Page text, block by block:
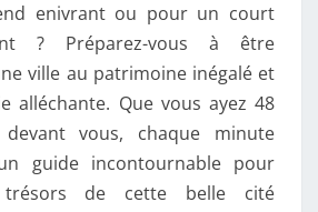
enivrant ou pour un court
? Préparez-vous à être
ville au patrimoine inégalé et
alléchante. Que vous ayez 48
vous, chaque minute
guide incontournable pour
de cette belle cité